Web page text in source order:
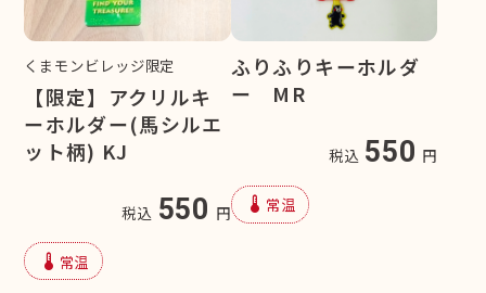
くまモンビレッジ限定
【限定】アクリルキ
ーホルダー(馬シルエ
ット柄) KJ
税込 550 円
device_thermostat 常温
ふりふりキーホルダ
ー MR
税込 550 円
device_thermostat 常温